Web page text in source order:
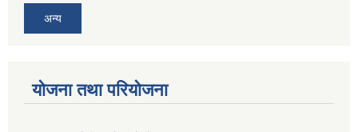
अन्य
योजना तथा परियोजना